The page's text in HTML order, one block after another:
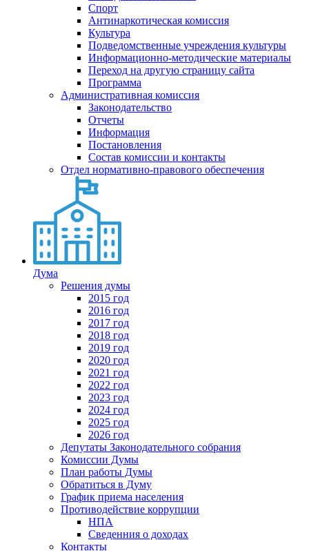
Спорт
Антинаркотическая комиссия
Культура
Подведомственные учреждения культуры
Информационно-методические материалы
Переход на другую страницу сайта
Программа
Административная комиссия
Законодательство
Отчеты
Информация
Постановления
Состав комиссии и контакты
Отдел нормативно-правового обеспечения
Дума
Решения думы
2015 год
2016 год
2017 год
2018 год
2019 год
2020 год
2021 год
2022 год
2023 год
2024 год
2025 год
2026 год
Депутаты Законодательного собрания
Комиссии Думы
План работы Думы
Обратиться в Думу
График приема населения
Противодействие коррупции
НПА
Сведенния о доходах
Контакты